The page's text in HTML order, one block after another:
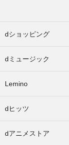
dショッピング
dミュージック
Lemino
dヒッツ
dアニメストア